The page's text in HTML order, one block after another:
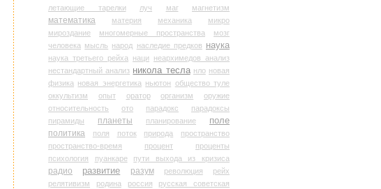
летающие тарелки
луч маг магнетизм
математика материя механика
микро
мироздание
многомерные пространства
мозг
человека мысль народ наследие предков наука
наука третьего рейха наци
неархимедов анализ
нестандартный анализ никола тесла нло новая
физика новая энергетика ньютон общество туле
оккультизм
опыт оратор организм
оружие
относительность
ото парадокс
парадоксы
пирамиды
планеты планирование
поле
политика
поля поток природа
пространство
пространство-время
процент
проценты
психология
пуанкаре пути выхода из кризиса
радио развитие разум революция
рейх
релятивизм
родина россия
русская советская